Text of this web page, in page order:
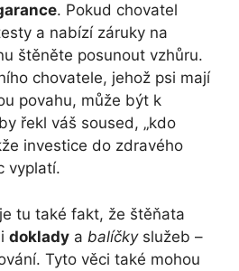
. Pokud chovatel
a nabízí záruky na
štěněte posunout vzhůru.
chovatele, jehož psi mají
povahu, může být k
řekl váš soused, „kdo
investice do zdravého
vyplatí.
tu také fakt, že štěňata
doklady a balíčkyslužeb –
Tyto věci také mohou